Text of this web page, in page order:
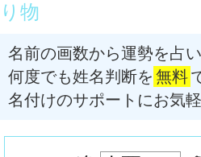
り物
名前の画数から運勢を占い
何度でも姓名判断を 無料
名付けのサポートにお気